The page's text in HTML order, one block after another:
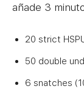
añade 3
20 strict
50 double
6 snatches